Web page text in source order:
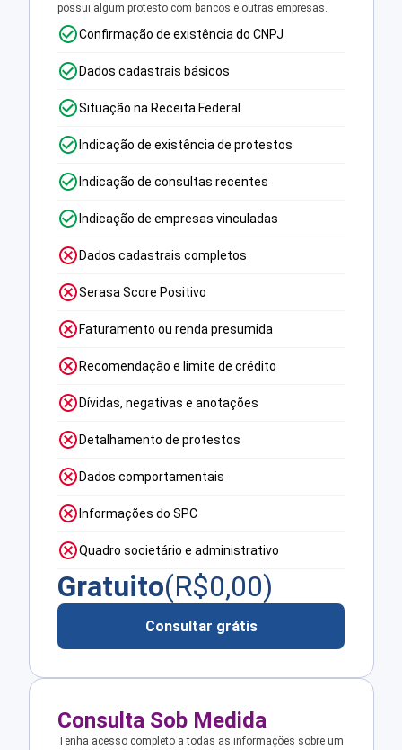
possui algum protesto com bancos e outras empresas.
Confirmação de existência do CNPJ
Dados cadastrais básicos
Situação na Receita Federal
Indicação de existência de protestos
Indicação de consultas recentes
Indicação de empresas vinculadas
Dados cadastrais completos
Serasa Score Positivo
Faturamento ou renda presumida
Recomendação e limite de crédito
Dívidas, negativas e anotações
Detalhamento de protestos
Dados comportamentais
Informações do SPC
Quadro societário e administrativo
Gratuito(R$0,00)
Consultar grátis
Consulta Sob Medida
Tenha acesso completo a todas as informações sobre um